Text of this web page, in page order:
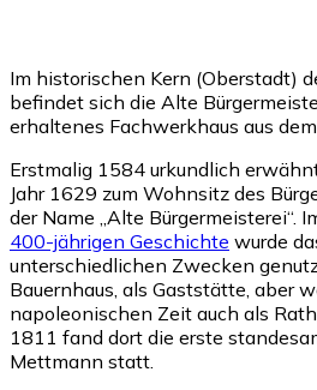
Im historischen Kern (Oberstadt)
befindet sich die Alte
erhaltenes Fachwerkhaus aus
Erstmalig 1584 urkundlich
Jahr 1629 zum Wohnsitz des
der Name „Alte Bürgermeisterei“.
400-jährigen Geschichte wurde
unterschiedlichen Zwecken
Bauernhaus, als Gaststätte, aber
napoleonischen Zeit auch als
1811 fand dort die erste
Mettmann statt.